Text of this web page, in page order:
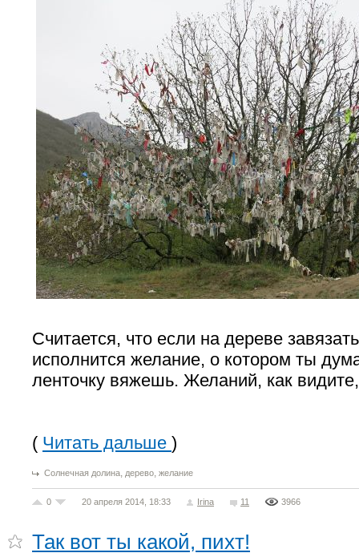
Считается, что если на дереве
исполнится желание, о котором ты
ленточку вяжешь. Желаний, как
( Читать дальше )
Солнечная долина, дерево, желание
0 20 апреля 2014, 18:33 Irina 11 3966
Так вот ты какой, пихт!